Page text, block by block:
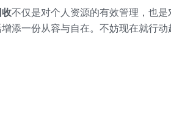
不仅是对个人资源的有效管理，也
添一份从容与自在。不妨现在就行